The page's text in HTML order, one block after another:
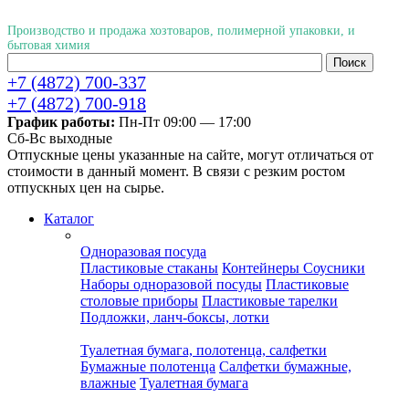
Производство и продажа хозтоваров, полимерной упаковки, и
бытовая химия
+7 (4872) 700-337
+7 (4872) 700-918
График работы: Пн-Пт 09:00 — 17:00
Cб-Вс выходные
Отпускные цены указанные на сайте, могут отличаться от
стоимости в данный момент. В связи с резким ростом
отпускных цен на сырье.
Каталог
Одноразовая посуда
Пластиковые стаканы Контейнеры Соусники
Наборы одноразовой посуды Пластиковые
столовые приборы Пластиковые тарелки
Подложки, ланч-боксы, лотки
Туалетная бумага, полотенца, салфетки
Бумажные полотенца Салфетки бумажные,
влажные Туалетная бумага